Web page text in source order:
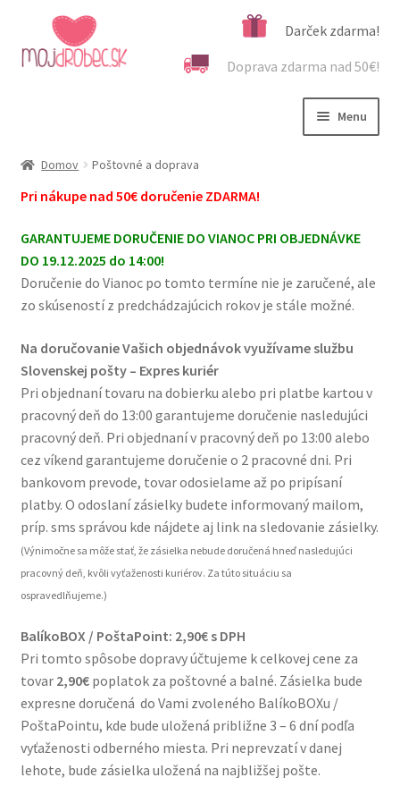
Preskočiť
na
navigáciu
Preskočiť
na
obsah
Darček zdarma!
Doprava zdarma nad 50€!
Menu
Podľa veku
Kategórie produktov
menu
Dôležité informácie
menu
Darček zdarma
Sledovanie objednávky
Poštovné a doručenie
Odstúpenie od zmluvy
Obchodné podmienky
Reklamačný poriadok
Prečo nakupovať u nás?
Ako postupovať pri nákupe?
Ako zaplatiť
Používanie súborov cookie
Domov Poštovné a doprava
Pri nákupe nad 50€ doručenie ZDARMA!
GARANTUJEME DORUČENIE DO VIANOC PRI OBJEDNÁVKE
DO 19.12.2025 do 14:00!
Doručenie do Vianoc po tomto termíne nie je zaručené, ale
zo skúseností z predchádzajúcich rokov je stále možné.
Na doručovanie Vašich objednávok využívame službu
Slovenskej pošty – Expres kuriér
Pri objednaní tovaru na dobierku alebo pri platbe kartou v
pracovný deň do 13:00 garantujeme doručenie nasledujúci
pracovný deň. Pri objednaní v pracovný deň po 13:00 alebo
cez víkend garantujeme doručenie o 2 pracovné dni. Pri
bankovom prevode, tovar odosielame až po pripísaní
platby. O odoslaní zásielky budete informovaný mailom,
príp. sms správou kde nájdete aj link na sledovanie zásielky.
(Výnimočne sa môže stať, že zásielka nebude doručená hneď nasledujúci
pracovný deň, kvôli vyťaženosti kuriérov. Za túto situáciu sa
ospravedlňujeme.)
BalíkoBOX / PoštaPoint: 2,90€ s DPH
Pri tomto spôsobe dopravy účtujeme k celkovej cene za
tovar 2,90€ poplatok za poštovné a balné. Zásielka bude
expresne doručená do Vami zvoleného BalíkoBOXu /
PoštaPointu, kde bude uložená približne 3 – 6 dní podľa
vyťaženosti odberného miesta. Pri neprevzatí v danej
lehote, bude zásielka uložená na najbližšej pošte.